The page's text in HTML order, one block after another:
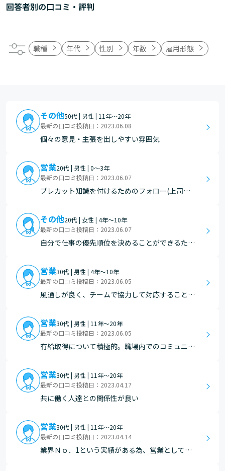
回答者別の口コミ・評判
職種 年代 性別 年数 雇用形態
その他50代 | 男性 | 11年～20年
最新の口コミ投稿日：2023.06.08
個々の意見・主張を出しやすい雰囲気
営業20代 | 男性 | 0～3年
最新の口コミ投稿日：2023.06.07
プレカット知識を付けるためのフォロー(上司・
その他20代 | 女性 | 4年～10年
最新の口コミ投稿日：2023.06.07
自分で仕事の優先順位を決めることができるた
営業30代 | 男性 | 4年～10年
最新の口コミ投稿日：2023.06.05
風通しが良く、チームで協力して対応することが
営業30代 | 男性 | 11年～20年
最新の口コミ投稿日：2023.06.05
有給取得について積極的。職場内でのコミュニケ
営業30代 | 男性 | 11年～20年
最新の口コミ投稿日：2023.04.17
共に働く人達との関係性が良い
営業30代 | 男性 | 11年～20年
最新の口コミ投稿日：2023.04.14
業界Ｎｏ．1という実績がある為、営業としては